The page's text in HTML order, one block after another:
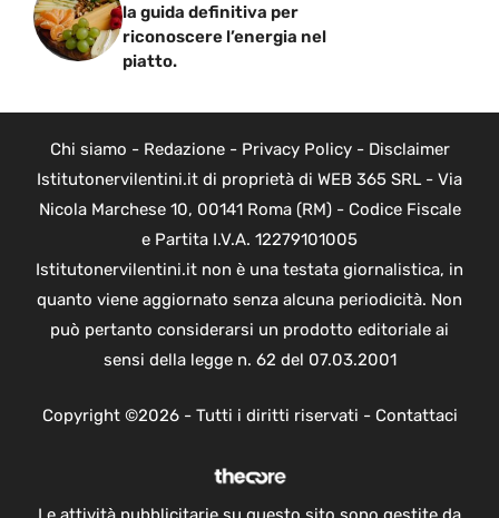
la guida definitiva per
riconoscere l’energia nel
piatto.
Chi siamo - Redazione- Privacy Policy- Disclaimer
Istitutonervilentini.it di proprietà di WEB 365 SRL - Via
Nicola Marchese 10, 00141 Roma (RM) - Codice Fiscale
e Partita I.V.A. 12279101005
Istitutonervilentini.it non è una testata giornalistica, in
quanto viene aggiornato senza alcuna periodicità. Non
può pertanto considerarsi un prodotto editoriale ai
sensi della legge n. 62 del 07.03.2001
Copyright ©2026 - Tutti i diritti riservati - Contattaci